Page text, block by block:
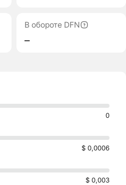
В обороте DFN
‒
0
$ 0,0006
$ 0,003